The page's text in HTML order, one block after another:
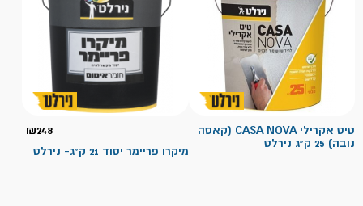
טיט אקרילי CASA NOVA (קאסה
נובה) 25 ק"ג נירלט
₪248
מיקרו פריימר יסוד 21 ק"ג- נירלט